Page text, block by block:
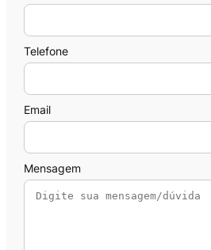
Telefone
Email
Mensagem